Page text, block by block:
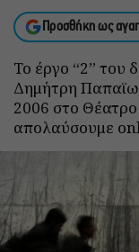
Προσθήκη ως
Το έργο “2” του
Δημήτρη
2006 στο
απολαύσουμε